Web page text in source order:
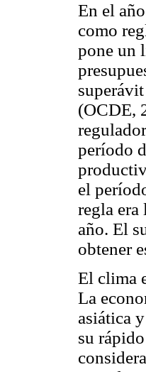
En el
como
pone un
(OCDE,
período
el
regla era
año. El
obtener
El clima
La
asiática
su